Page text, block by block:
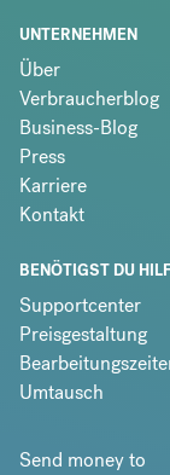
UNTERNEHMEN
Über
Verbraucherblog
Business-Blog
Press
Karriere
Kontakt
BENÖTIGST DU
Supportcenter
Preisgestaltung
Umtausch
Send money to